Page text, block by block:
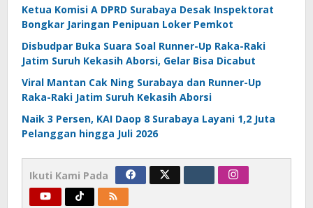
Ketua Komisi A DPRD Surabaya Desak Inspektorat
Bongkar Jaringan Penipuan Loker Pemkot
Disbudpar Buka Suara Soal Runner-Up Raka-Raki
Jatim Suruh Kekasih Aborsi, Gelar Bisa Dicabut
Viral Mantan Cak Ning Surabaya dan Runner-Up
Raka-Raki Jatim Suruh Kekasih Aborsi
Naik 3 Persen, KAI Daop 8 Surabaya Layani 1,2 Juta
Pelanggan hingga Juli 2026
Ikuti Kami Pada